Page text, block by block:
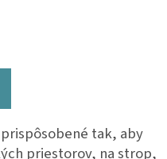
tak, aby
priestorov, na strop,